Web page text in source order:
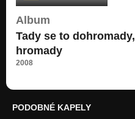
Nezařazeno
Intergalaktický básní
Nezařazeno
Album
Tady se to
hromady
2008
PODOBNÉ KAPELY